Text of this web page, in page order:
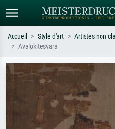
Recherchez par artiste, titre ou style –
ex. Monet, Nuit étoilée,
impressionnisme, vague de Hokusai,
nu.
Accueil Style d'art Artistes non
Avalokitesvara